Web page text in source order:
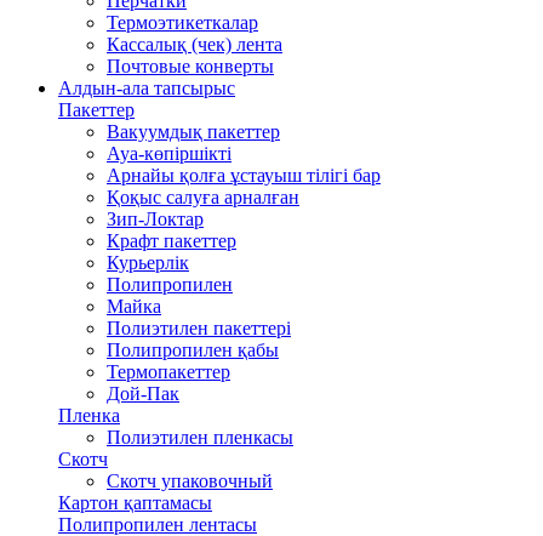
Термоэтикеткалар
Кассалық (чек) лента
Почтовые конверты
Алдын-ала тапсырыс
Пакеттер
Вакуумдық пакеттер
Ауа-көпіршікті
Арнайы қолға ұстауыш тілігі бар
Қоқыс салуға арналған
Зип-Локтар
Крафт пакеттер
Курьерлік
Полипропилен
Майка
Полиэтилен пакеттері
Полипропилен қабы
Термопакеттер
Дой-Пак
Пленка
Полиэтилен пленкасы
Скотч
Скотч упаковочный
Картон қаптамасы
Полипропилен лентасы